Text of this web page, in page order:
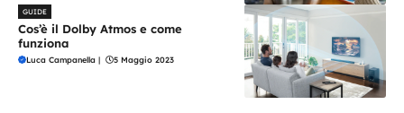
GUIDE
Cos’è il Dolby Atmos e come
funziona
Luca Campanella | 5 Maggio 2023